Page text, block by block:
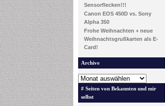
Sensorflecken!!!
Canon EOS 450D vs. Sony
Alpha 350
Frohe Weihnachten + neue
Weihnachtsgrußkarten als E-
Card!
Archive
# Seiten von Bekannten und mir
selbst